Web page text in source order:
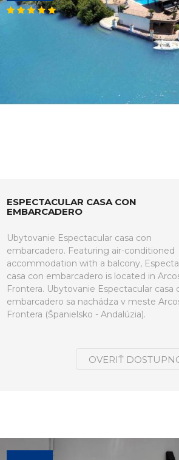
ESPECTACULAR CASA CON
EMBARCADERO
Ubytovanie Espectacular casa con
embarcadero. Featuring air-conditioned
accommodation with a balcony,
casa con embarcadero is located in
Frontera. Ubytovanie Espectacular casa
embarcadero sa nachádza v meste
Frontera (Španielsko - Andalúzia).
OVERIŤ